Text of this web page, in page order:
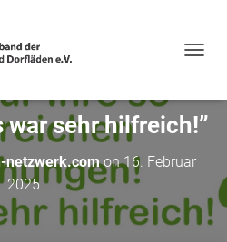
war sehr hilfreich!”
netzwerk.comon16. Februar
2025